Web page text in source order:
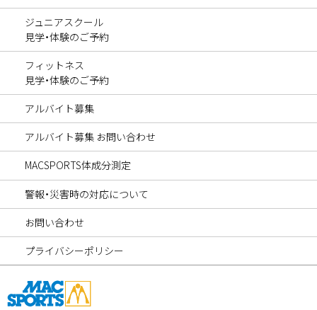
ジュニアスクール
見学・体験のご予約
フィットネス
見学・体験のご予約
アルバイト募集
アルバイト募集 お問い合わせ
MACSPORTS体成分測定
警報・災害時の対応について
お問い合わせ
プライバシーポリシー